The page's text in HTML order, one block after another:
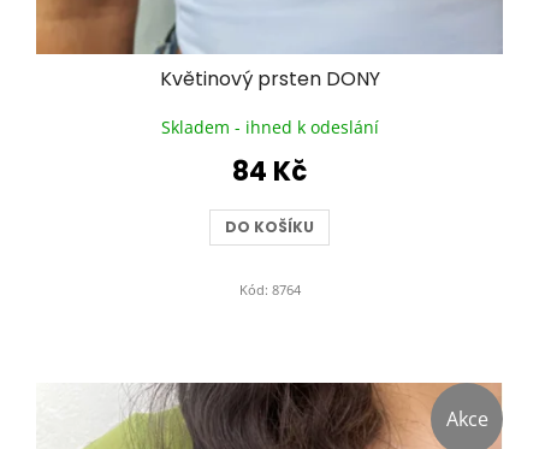
Květinový prsten DONY
Skladem - ihned k odeslání
84 Kč
DO KOŠÍKU
Kód: 8764
Akce